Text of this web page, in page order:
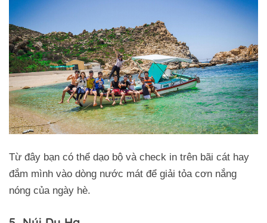
Từ đây bạn có thể dạo bộ và check in trên bãi cát hay
đắm mình vào dòng nước mát để giải tỏa cơn nắng
nóng của ngày hè.